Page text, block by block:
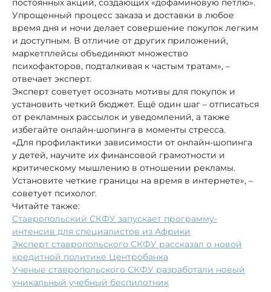
постоянных акций, создающих «дофаминовую петлю».
Упрощенный процесс заказа и доставки в любое
время дня и ночи делает совершение покупок легким
и доступным. В отличие от других приложений,
маркетплейсы объединяют множество
психофакторов, подталкивая к частым тратам», –
отвечает эксперт.
Эксперт советует осознать мотивы для покупок и
установить четкий бюджет. Ещё один шаг – отписаться
от рекламных рассылок и уведомлений, а также
избегайте онлайн-шопинга в моменты стресса.
«Для профилактики зависимости от онлайн-шопинга
у детей, научите их финансовой грамотности и
критическому мышлению в отношении рекламы.
Установите четкие границы на время в интернете», –
советует психолог.
Читайте также:
Ставропольский СКФУ запускает программу-
интенсив для специалистов из Африки
Эксперт ставропольского СКФУ рассказал о новой
кредитной политике Центробанка
Ученые ставропольского СКФУ разработали новый
уникальный учебный беспилотник